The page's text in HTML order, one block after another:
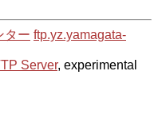
ター ftp.yz.yamagata-
Server, experimental